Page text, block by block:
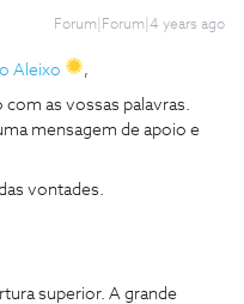
Forum|Forum|4 years ago
Aleixo ,
com as vossas palavras.
mensagem de apoio e
vontades.
superior. A grande